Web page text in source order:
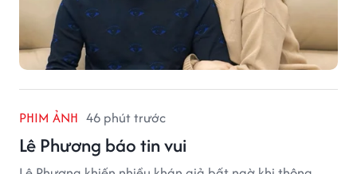
PHIM ẢNH 46 phút trước
Lê Phương báo tin vui